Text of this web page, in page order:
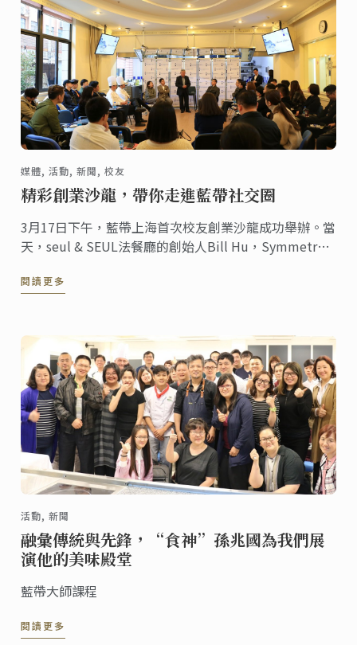
媒體, 活動, 新聞, 校友
精彩創業沙龍，帶你走進藍帶社交圈
3月17日下午，藍帶上海首次校友創業沙龍成功舉辦。當
天，seul & SEUL法餐廳的創始人Bill Hu，Symmetry
Hotels & Resorts的培訓經理Zach ...
閱讀更多
活動, 新聞
融彙傳統與先鋒，“食神”孫兆國為我們展
演他的美味殿堂
藍帶大師課程
閱讀更多